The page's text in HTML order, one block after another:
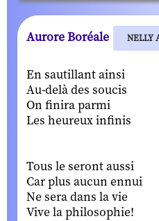
Aurore Boréale NELLY
En sautillant ainsi
Au-delà des soucis
On finira parmi
Les heureux infinis
Tous le seront aussi
Car plus aucun ennui
Ne sera dans la vie
Vive la philosophie!